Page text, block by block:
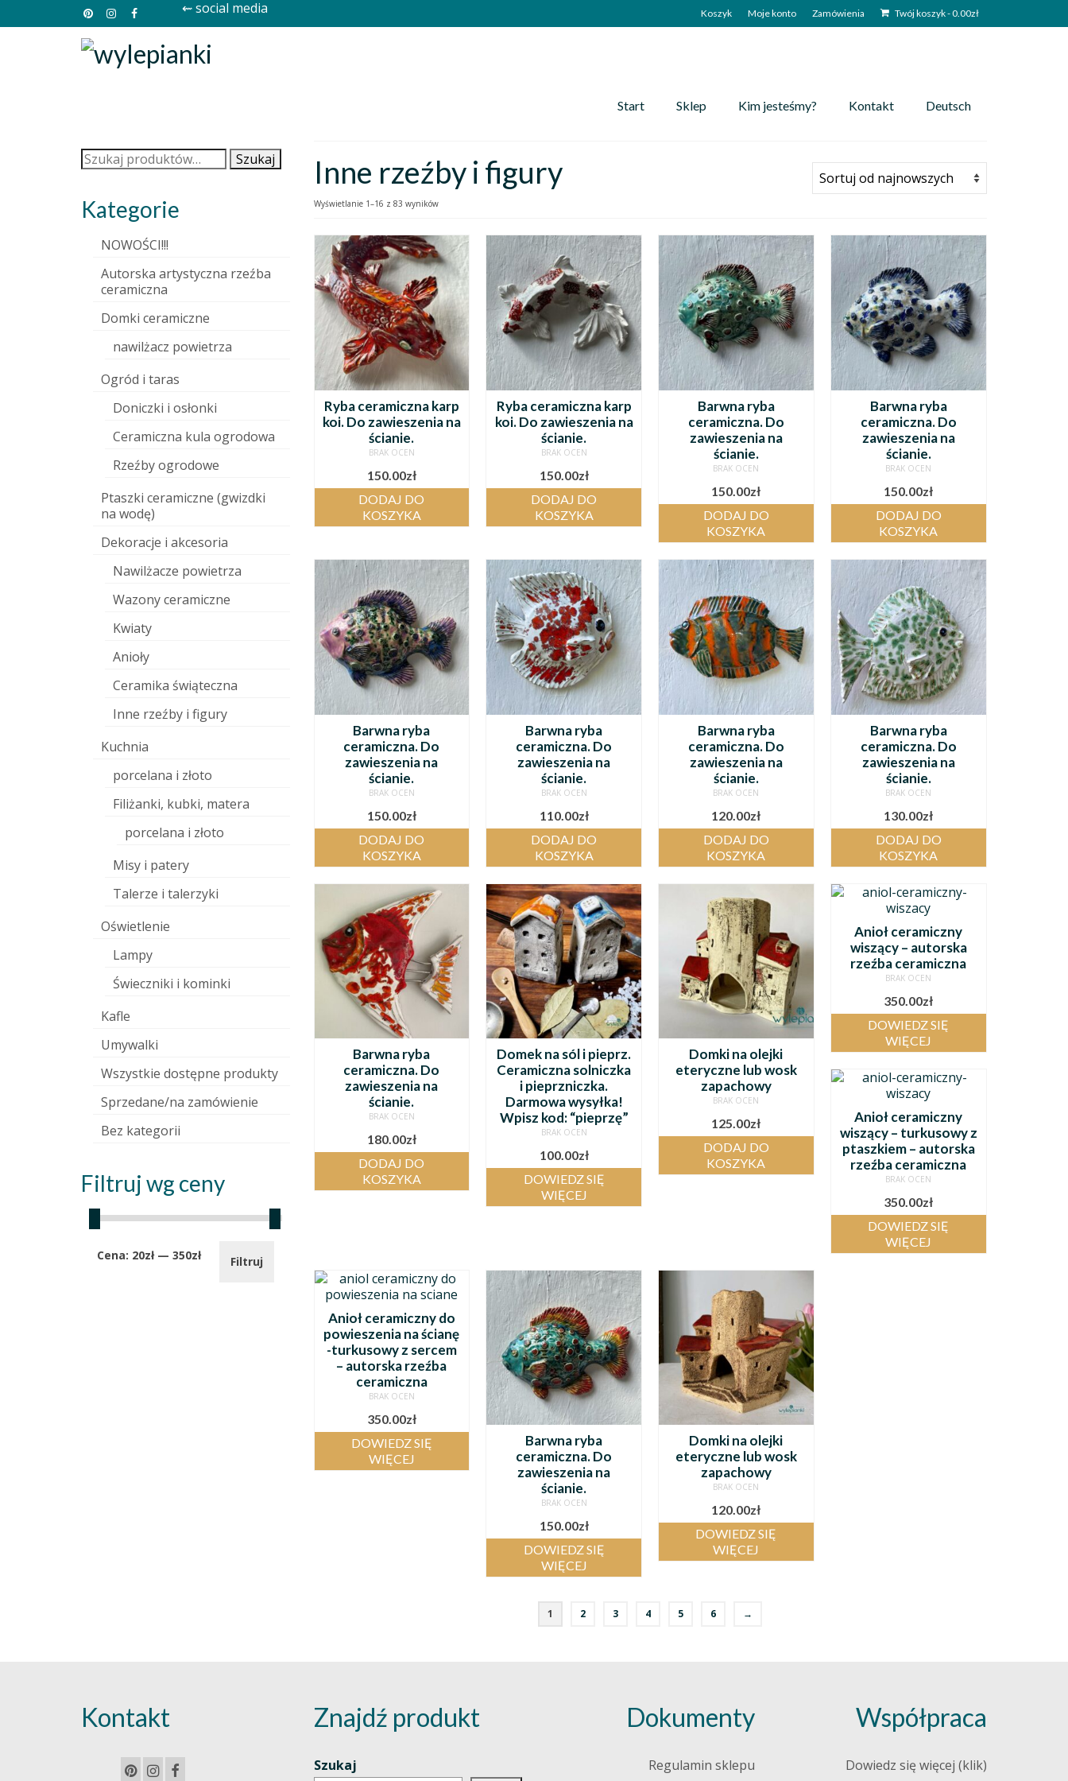
Koszyk Moje konto Zamówienia Twój koszyk-0.00zł
⇜ social media
Start Sklep Kim jesteśmy? Kontakt Deutsch
Inne rzeźby i figury
Wyświetlanie 1–16 z 83 wyników
Ryba ceramiczna karp
koi. Do zawieszenia na
ścianie.
BRAK OCEN
150.00zł
DODAJ DO
KOSZYKA
Ryba ceramiczna karp
koi. Do zawieszenia na
ścianie.
BRAK OCEN
150.00zł
DODAJ DO
KOSZYKA
Barwna ryba
ceramiczna. Do
zawieszenia na
ścianie.
BRAK OCEN
150.00zł
DODAJ DO
KOSZYKA
Barwna ryba
ceramiczna. Do
zawieszenia na
ścianie.
BRAK OCEN
150.00zł
DODAJ DO
KOSZYKA
Barwna ryba
ceramiczna. Do
zawieszenia na
ścianie.
BRAK OCEN
150.00zł
DODAJ DO
KOSZYKA
Barwna ryba
ceramiczna. Do
zawieszenia na
ścianie.
BRAK OCEN
110.00zł
DODAJ DO
KOSZYKA
Barwna ryba
ceramiczna. Do
zawieszenia na
ścianie.
BRAK OCEN
120.00zł
DODAJ DO
KOSZYKA
Barwna ryba
ceramiczna. Do
zawieszenia na
ścianie.
BRAK OCEN
130.00zł
DODAJ DO
KOSZYKA
Barwna ryba
ceramiczna. Do
zawieszenia na
ścianie.
BRAK OCEN
180.00zł
DODAJ DO
KOSZYKA
Domek na sól i pieprz.
Ceramiczna solniczka
i pieprzniczka.
Darmowa wysyłka!
Wpisz kod: “pieprzę”
BRAK OCEN
100.00zł
DOWIEDZ SIĘ
WIĘCEJ
Domki na olejki
eteryczne lub wosk
zapachowy
BRAK OCEN
125.00zł
DODAJ DO
KOSZYKA
Anioł ceramiczny
wiszący – autorska
rzeźba ceramiczna
BRAK OCEN
350.00zł
DOWIEDZ SIĘ
WIĘCEJ
Anioł ceramiczny
wiszący – turkusowy z
ptaszkiem – autorska
rzeźba ceramiczna
BRAK OCEN
350.00zł
DOWIEDZ SIĘ
WIĘCEJ
Anioł ceramiczny do
powieszenia na ścianę
-turkusowy z sercem
– autorska rzeźba
ceramiczna
BRAK OCEN
350.00zł
DOWIEDZ SIĘ
WIĘCEJ
Barwna ryba
ceramiczna. Do
zawieszenia na
ścianie.
BRAK OCEN
150.00zł
DOWIEDZ SIĘ
WIĘCEJ
Domki na olejki
eteryczne lub wosk
zapachowy
BRAK OCEN
120.00zł
DOWIEDZ SIĘ
WIĘCEJ
1 2 3 4 5 6 →
Szukaj: Szukaj
Kategorie
NOWOŚCI!!!
Autorska artystyczna rzeźba
ceramiczna
Domki ceramiczne
nawilżacz powietrza
Ogród i taras
Doniczki i osłonki
Ceramiczna kula ogrodowa
Rzeźby ogrodowe
Ptaszki ceramiczne (gwizdki
na wodę)
Dekoracje i akcesoria
Nawilżacze powietrza
Wazony ceramiczne
Kwiaty
Anioły
Ceramika świąteczna
Inne rzeźby i figury
Kuchnia
porcelana i złoto
Filiżanki, kubki, matera
porcelana i złoto
Misy i patery
Talerze i talerzyki
Oświetlenie
Lampy
Świeczniki i kominki
Kafle
Umywalki
Wszystkie dostępne produkty
Sprzedane/na zamówienie
Bez kategorii
Filtruj wg ceny
Cena
Cena
Filtruj
Cena: 20zł— 350zł
Kontakt Znajdź produkt
Szukaj
Dokumenty
Regulamin sklepu
Współpraca
Dowiedz się więcej (klik)